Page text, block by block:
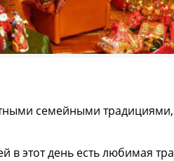
семейными
в этот день есть любимая